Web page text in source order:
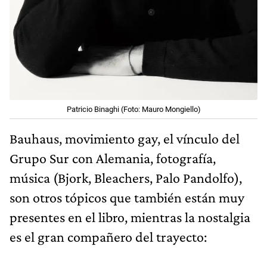
Patricio Binaghi (Foto: Mauro Mongiello)
Bauhaus, movimiento gay, el vínculo del
Grupo Sur con Alemania, fotografía,
música (Bjork, Bleachers, Palo Pandolfo),
son otros tópicos que también están muy
presentes en el libro, mientras la nostalgia
es el gran compañero del trayecto: